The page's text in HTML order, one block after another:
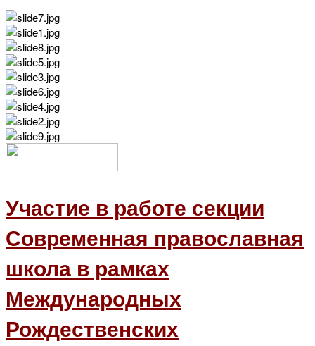
Участие в работе секции
Современная православная
школа в рамках
Международных
Рождественских